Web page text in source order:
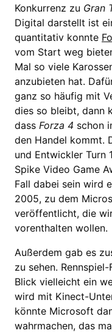
Konkurrenz zu Gran
Digital darstellt ist
quantitativ konnte
vom Start weg
Mal so viele
anzubieten hat.
ganz so häufig mit
dies so bleibt, dann
dass Forza 4 schon
den Handel kommt.
und Entwickler Turn
Spike Video Game
Fall dabei sein wird
2005, zu dem
veröffentlicht, die
vorenthalten wollen.
Außerdem gab es
zu sehen.
Blick vielleicht ein
wird mit Kinect-
könnte Microsoft
wahrmachen, das